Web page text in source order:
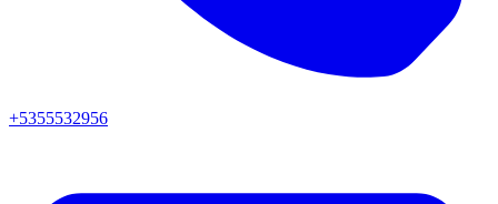
+5355532956